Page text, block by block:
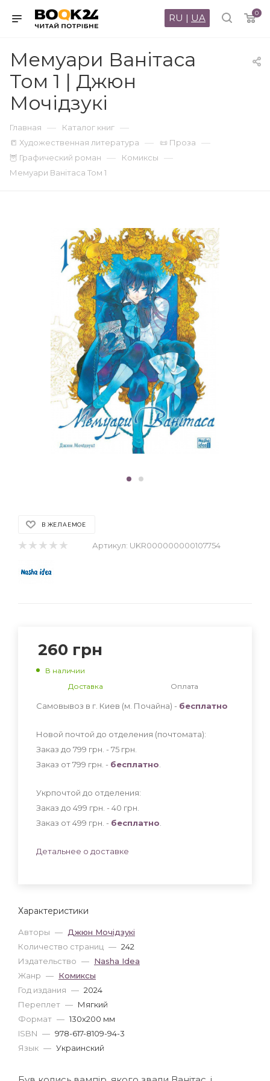
0
RU | UA
Мемуари Ванітаса
Том 1 | Джюн
Мочідзукі
Главная — Каталог книг —
📒 Художественная литература — 📜 Проза —
🦉 Графический роман — Комиксы —
Мемуари Ванітаса Том 1
В ЖЕЛАЕМОЕ
Артикул: UKR000000000107754
Характеристики
Авторы — Джюн Мочідзукі
Количество страниц — 242
Издательство — Nasha Idea
Жанр — Комиксы
Год издания — 2024
Переплет — Мягкий
Формат — 130x200 мм
ISBN — 978-617-8109-94-3
Язык — Украинский
260 грн
В наличии
Доставка
Оплата
Самовывоз в г. Киев (м. Почайна) - бесплатно
Новой почтой до отделения (почтомата):
Заказ до 799 грн. - 75 грн
Заказ от 799 грн. - бесплатно
Укрпочтой до отделения:
Заказ до 499 грн. - 40 грн
Заказ от 499 грн. - бесплатно
Детальнее о доставке